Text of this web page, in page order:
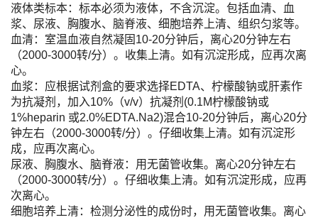
液体类标本：标本必须为液体，不含沉淀。包括血清、血
浆、尿液、胸腹水、脑脊液、细胞培养上清、组织匀浆等。
血清：室温血液自然凝固10-20分钟后，离心20分钟左右
（2000-3000转/分）。收集上清。如有沉淀形成，应再次离
心。
血浆：应根据试剂盒的要求选择EDTA、柠檬酸钠或肝素作
为抗凝剂，加入10%（v/v）抗凝剂(0.1M柠檬酸钠或
1%heparin 或2.0%EDTA.Na2)混合10-20分钟后，离心20分
钟左右（2000-3000转/分）。仔细收集上清。如有沉淀形
成，应再次离心。
尿液、胸腹水、脑脊液：用无菌管收集。离心20分钟左右
（2000-3000转/分）。仔细收集上清。如有沉淀形成，应再
次离心。
细胞培养上清：检测分泌性的成份时，用无菌管收集。离心